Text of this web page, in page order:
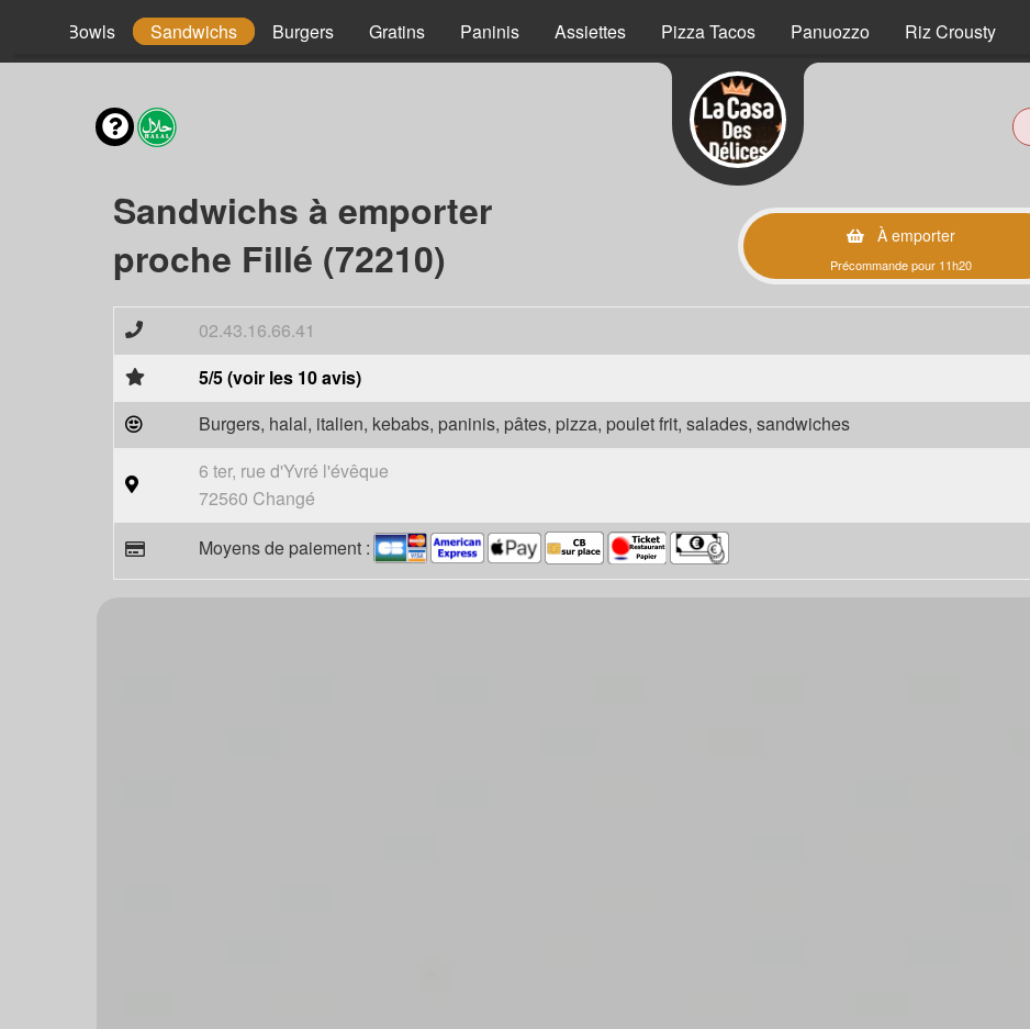
Bowls Sandwichs Burgers Gratins Paninis Assiettes Pizza Tacos Panuozzo Riz Crousty
Sandwichs à emporter
proche Fillé (72210)
À emporter
Précommande pour 11h20
02.43.16.66.41
5/5 (voir les 10 avis)
Burgers, halal, italien, kebabs, paninis, pâtes, pizza, poulet frit, salades, sandwiches
6 ter, rue d'Yvré l'évêque
72560 Changé
Moyens de paiement :